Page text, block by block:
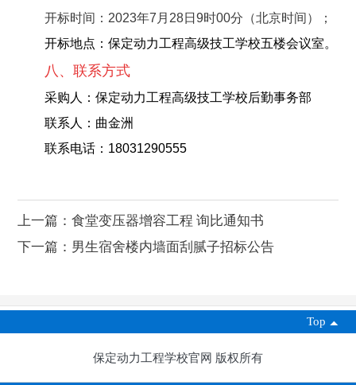
开标时间：2023年7月28日9时00分（北京时间）；
开标地点：保定动力工程高级技工学校五楼会议室。
八、联系方式
采购人：保定动力工程高级技工学校后勤事务部
联系人：曲金洲
联系电话：18031290555
上一篇：食堂变压器增容工程 询比通知书
下一篇： 男生宿舍楼内墙面刮腻子招标公告
Top
保定动力工程学校官网 版权所有